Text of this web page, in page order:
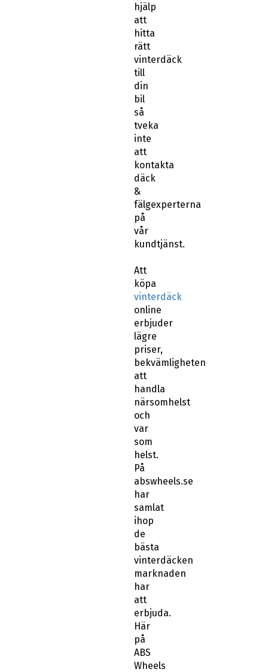
hjälp
att
hitta
rätt
vinterdäck
till
din
bil
så
tveka
inte
att
kontakta
däck
&
fälgexperterna
på
vår
kundtjänst.
Att
köpa
vinterdäck
online
erbjuder
lägre
priser,
bekvämligheten
att
handla
närsomhelst
och
var
som
helst.
På
abswheels.se
har
samlat
ihop
de
bästa
vinterdäcken
marknaden
har
att
erbjuda.
Här
på
ABS
Wheels